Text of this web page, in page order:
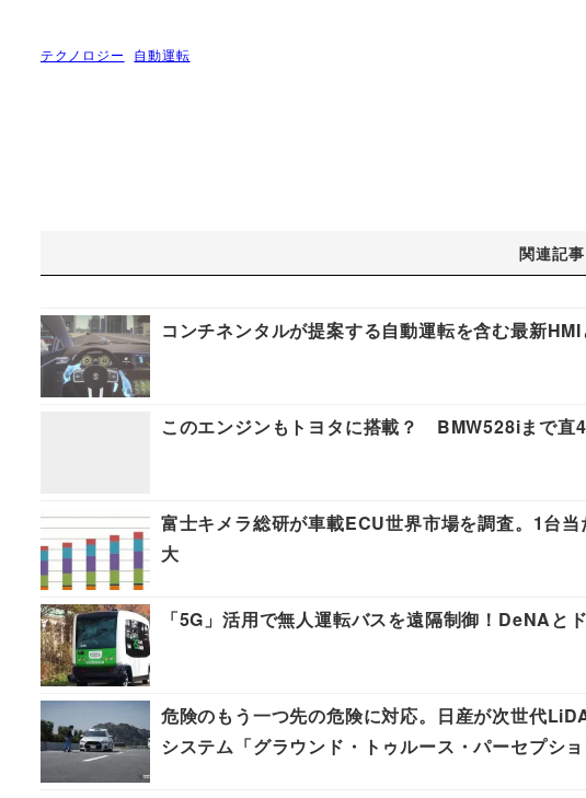
テクノロジー 自動運転
関連記事
コンチネンタルが提案する自動運転を含む最新
このエンジンもトヨタに搭載？ BMW528iまで直4
富士キメラ総研が車載ECU世界市場を調査。1台
大
「5G」活用で無人運転バスを遠隔制御！DeNAと
危険のもう一つ先の危険に対応。日産が次世代
システム「グラウンド・トゥルース・パーセプ